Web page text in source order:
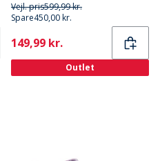
Vejl. pris599,99 kr.
Spare450,00 kr.
Current
149,99 kr.
Outlet